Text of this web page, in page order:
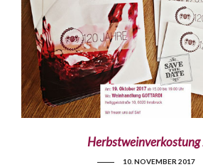
10. NOVEMBER 2017